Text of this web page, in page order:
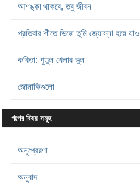
আশঙ্কা থাকবে, তবু জীবন
প্রতিবার শীতে ভিজে তুমি জ্যোস্না হয়ে যাও
কবিতা: পুতুল খেলার ভুল
জোনাকিগুলো
গল্পের বিষয় সমূহ
অনুপ্রেরণা
অনুবাদ